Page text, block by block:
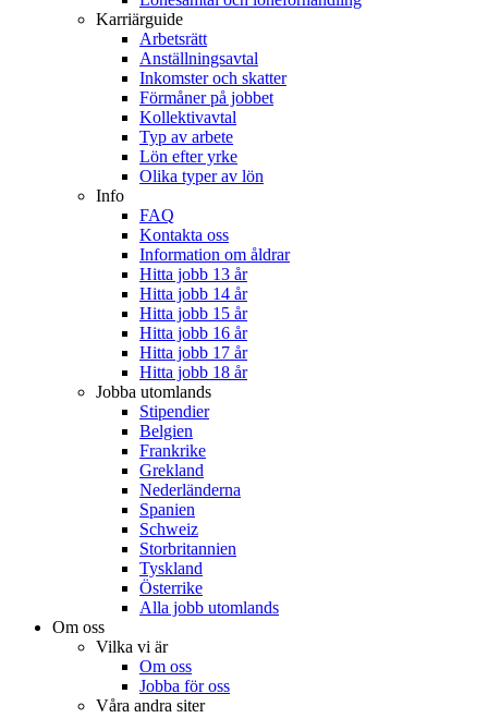
Karriärguide
Arbetsrätt
Anställningsavtal
Inkomster och skatter
Förmåner på jobbet
Kollektivavtal
Typ av arbete
Lön efter yrke
Olika typer av lön
Info
FAQ
Kontakta oss
Information om åldrar
Hitta jobb 13 år
Hitta jobb 14 år
Hitta jobb 15 år
Hitta jobb 16 år
Hitta jobb 17 år
Hitta jobb 18 år
Jobba utomlands
Stipendier
Belgien
Frankrike
Grekland
Nederländerna
Spanien
Schweiz
Storbritannien
Tyskland
Österrike
Alla jobb utomlands
Om oss
Vilka vi är
Om oss
Jobba för oss
Våra andra siter